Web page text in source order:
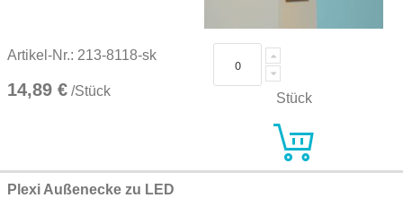
Artikel-Nr.: 213-8118-sk
14,89 € /Stück Stück
Plexi Außenecke zu LED